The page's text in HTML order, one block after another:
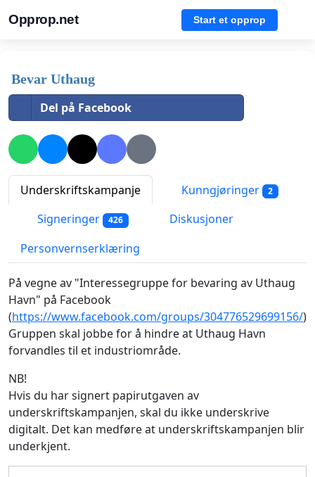
Opprop.net Start et opprop
Bevar Uthaug
Del på Facebook
Underskriftskampanje Kunngjøringer 2
Signeringer 426
Diskusjoner
Personvernserklæring
På vegne av "Interessegruppe for bevaring av Uthaug
Havn" på Facebook
(https://www.facebook.com/groups/304776529699156/)
Gruppen skal jobbe for å hindre at Uthaug Havn
forvandles til et industriområde.
NB!
Hvis du har signert papirutgaven av
underskriftskampanjen, skal du ikke underskrive
digitalt. Det kan medføre at underskriftskampanjen blir
underkjent.